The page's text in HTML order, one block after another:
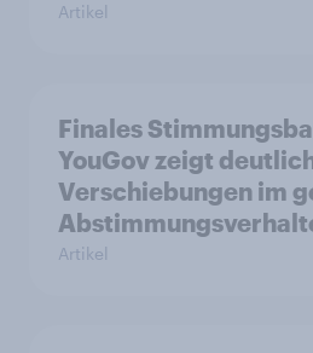
Artikel
Finales
YouGov zeigt
Verschiebungen im
Artikel